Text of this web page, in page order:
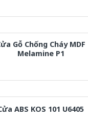
Gỗ Chống Cháy MDF
Melamine P1
ABS KOS 101 U6405